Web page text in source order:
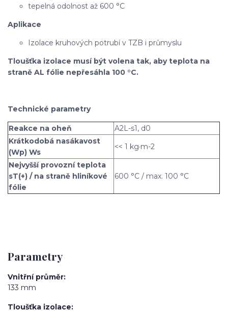
tepelná odolnost až 600 °C
Aplikace
Izolace kruhových potrubí v TZB i průmyslu
Tloušťka izolace musí být volena tak, aby teplota na
straně AL fólie nepřesáhla 100 °C.
Technické parametry
Reakce na oheň
A2L-s1, d0
Krátkodobá nasákavost
(Wp) Ws
<< 1 kg·m-2
Nejvyšší provozní teplota
sT(+) / na straně hliníkové
fólie
600 °C / max. 100 °C
Parametry
Vnitřní průměr
133 mm
Tloušťka izolace